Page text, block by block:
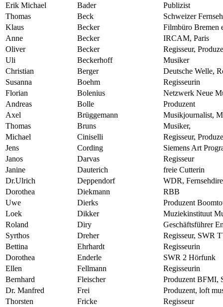
Erik Michael
Bader
Publizist
Thomas
Beck
Schweizer
Klaus
Becker
Filmbüro Bremen
Anne
Becker
IRCAM, Paris
Oliver
Becker
Regisseur,
Uli
Beckerhoff
Musiker
Christian
Berger
Deutsche Welle,
Susanna
Boehm
Regisseurin
Florian
Bolenius
Netzwerk Neue
Andreas
Bolle
Produzent
Axel
Brüggemann
Musikjournalist,
Thomas
Bruns
Musiker,
Michael
Ciniselli
Regisseur,
Jens
Cording
Siemens Art
Janos
Darvas
Regisseur
Janine
Dauterich
freie Cutterin
Dr.Ulrich
Deppendorf
WDR,
Dorothea
Diekmann
RBB
Uwe
Dierks
Produzent
Loek
Dikker
Muziekinstituut
Roland
Diry
Geschäftsführer
Syrthos
Dreher
Regisseur, SWR
Bettina
Ehrhardt
Regisseurin
Dorothea
Enderle
SWR 2 Hörfunk
Ellen
Fellmann
Regisseurin
Bernhard
Fleischer
Produzent BFMI,
Dr. Manfred
Frei
Produzent, loft
Thorsten
Fricke
Regisseur